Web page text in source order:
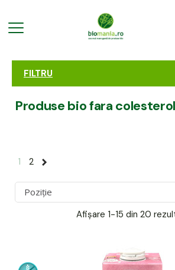
FILTRU
Produse bio fara colesterol
1 2
Afișare 1-15 din 20